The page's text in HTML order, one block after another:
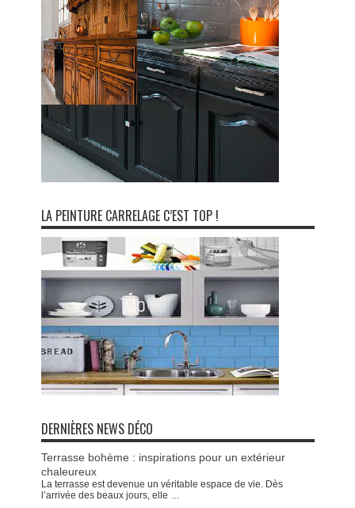
LA PEINTURE CARRELAGE C’EST TOP !
DERNIÈRES NEWS DÉCO
Terrasse bohème : inspirations pour un extérieur
chaleureux
La terrasse est devenue un véritable espace de vie. Dès
l’arrivée des beaux jours, elle ...